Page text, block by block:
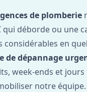
de plomberie
qui déborde ou une
considérables en
de dépannage
week-ends et
notre équipe.